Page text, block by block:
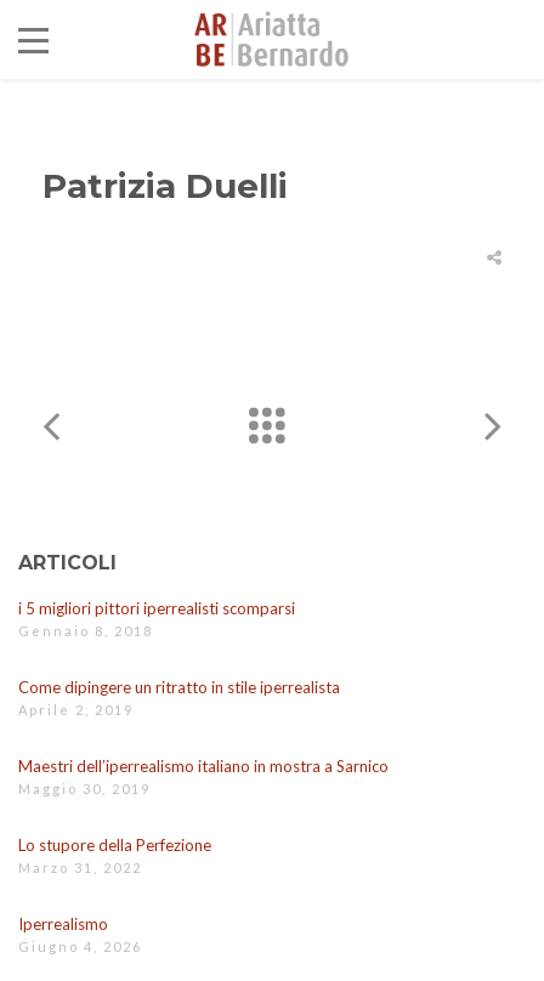
Patrizia Duelli
ARTICOLI
i 5 migliori pittori iperrealisti scomparsi
Gennaio 8, 2018
Come dipingere un ritratto in stile iperrealista
Aprile 2, 2019
Maestri dell’iperrealismo italiano in mostra a Sarnico
Maggio 30, 2019
Lo stupore della Perfezione
Marzo 31, 2022
Iperrealismo
Giugno 4, 2026